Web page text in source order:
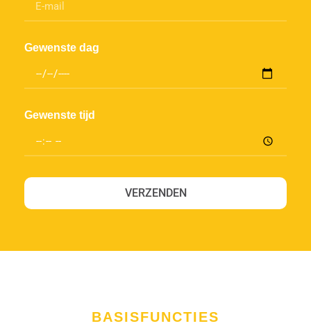
Gewenste dag
Gewenste tijd
VERZENDEN
BASISFUNCTIES